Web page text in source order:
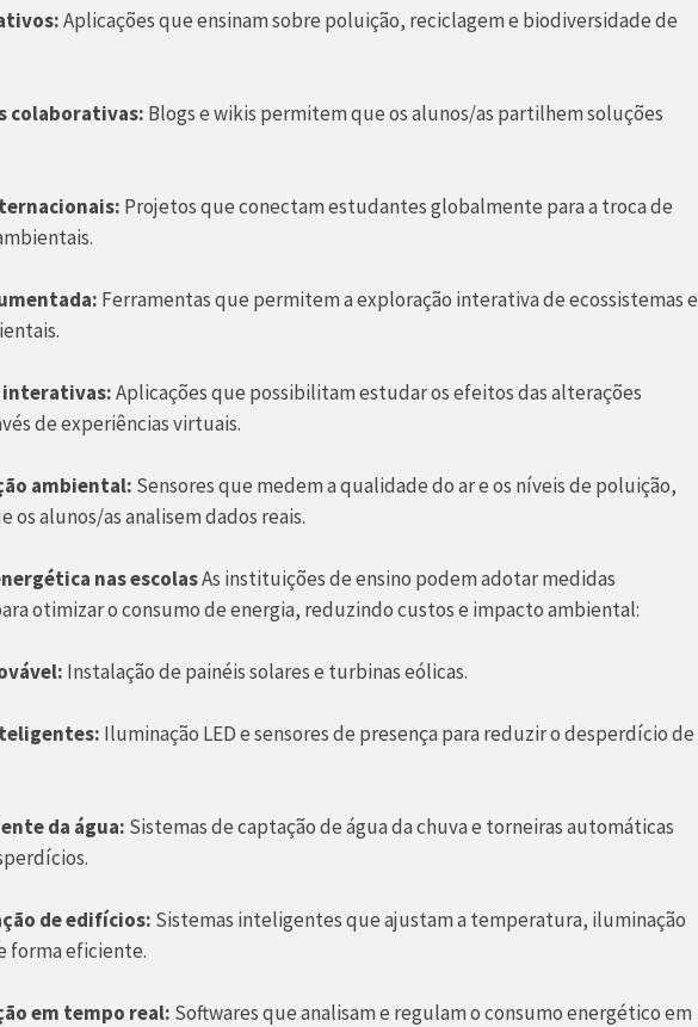
Aplicações que ensinam sobre poluição, reciclagem e biodiversidade de
colaborativas: Blogs e wikis permitem que os alunos/as partilhem soluções
Projetos que conectam estudantes globalmente para a troca de
Ferramentas que permitem a exploração interativa de ecossistemas e
interativas:Aplicações que possibilitam estudar os efeitos das alterações
de experiências virtuais.
ambiental: Sensores que medem a qualidade do ar e os níveis de poluição,
os alunos/as analisem dados reais.
nas escolasAs instituições de ensino podem adotar medidas
otimizar o consumo de energia, reduzindo custos e impacto ambiental:
Instalação de painéis solares e turbinas eólicas.
Iluminação LED e sensores de presença para reduzir o desperdício de
da água: Sistemas de captação de água da chuva e torneiras automáticas
de edifícios: Sistemas inteligentes que ajustam a temperatura, iluminação
forma eficiente.
em tempo real: Softwares que analisam e regulam o consumo energético em